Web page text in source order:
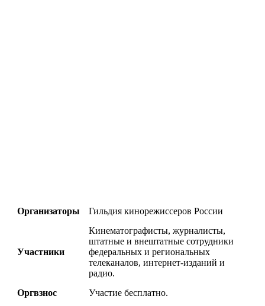
Организаторы Гильдия кинорежиссеров России
Участники
Кинематографисты, журналисты,
штатные и внештатные сотрудники
федеральных и региональных
телеканалов, интернет-изданий и
радио.
Оргвзнос
Участие бесплатно.